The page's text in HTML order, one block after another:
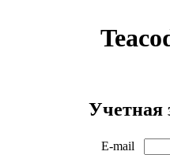
Учетная
E-mail